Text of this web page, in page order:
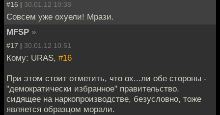
#16 | 30.01.12 10:38
Совсем уже охуели! Мрази.
MFSP »
#17 | 30.01.12 10:51
Кому: URAS, #16
При этом стоит отметить, что ох...ли обе стороны -
"демократически избранное" правительство,
сидящее на наркопроизводстве, безусловно, тоже
является образцом морали.